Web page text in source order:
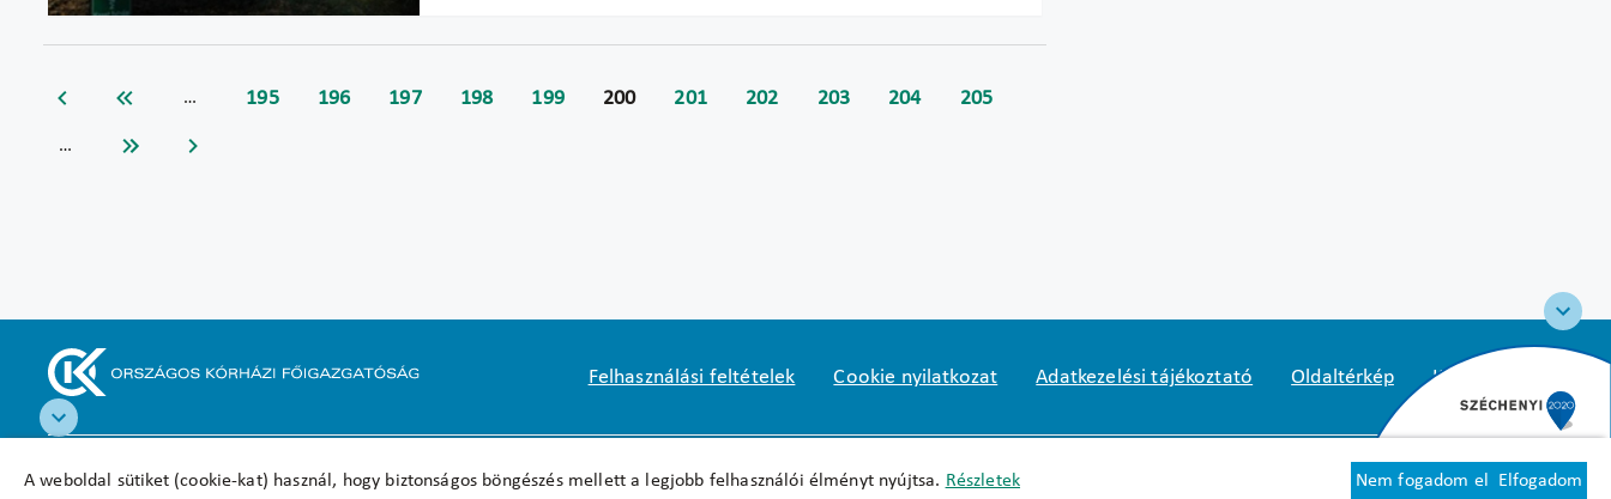
A weboldal sütiket (cookie-kat) használ, hogy biztonságos böngészés mellett a legjobb felhasználói élményt nyújtsa. Részletek Nem fogadom el Elfogadom
… 195 196 197 198 199 200 201 202 203 204 205
…
Felhasználási feltételek Cookie nyilatkozat Adatkezelési tájékoztató Oldaltérkép Közadatkereső
Akadálymentesítési nyilatkozat Impresszum okfo@okfo.gov.hu +361 356 1522 1125 Budapest, Diós árok 3.